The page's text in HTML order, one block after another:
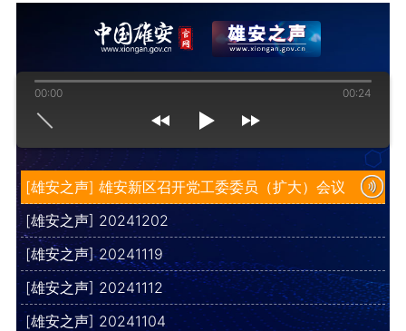
[雄安之声] 雄安新区召开党工委委员（扩大）会议
[雄安之声] 20241202
[雄安之声] 20241119
[雄安之声] 20241112
[雄安之声] 20241104
00:00 00:24